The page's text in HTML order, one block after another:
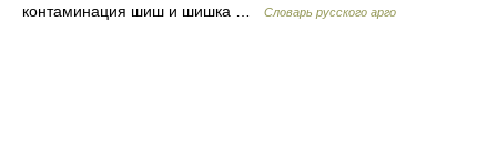
контаминация шиш и шишка …
Словарь русского арго